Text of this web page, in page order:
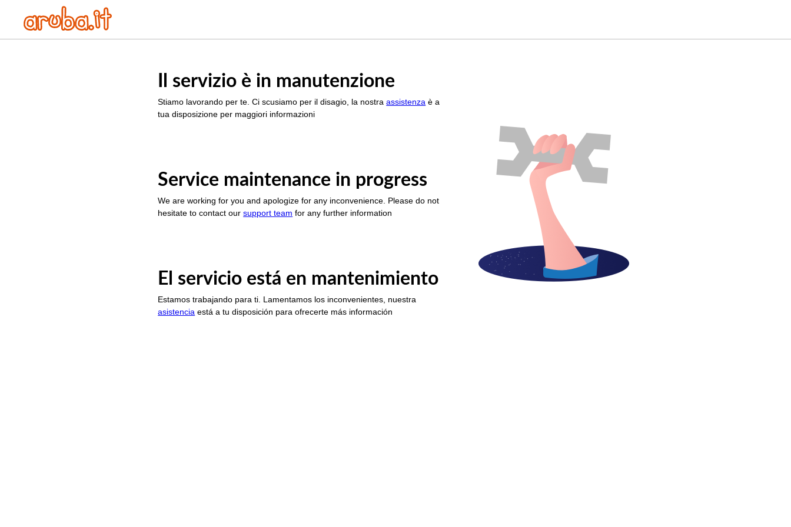
Il servizio è in manutenzione
Stiamo lavorando per te. Ci scusiamo per il disagio, la nostraassistenza è a
tua disposizione per maggiori informazioni
Service maintenance in progress
We are working for you and apologize for any inconvenience. Please do not
hesitate to contact oursupport team for any further information
El servicio está en mantenimiento
Estamos trabajando para ti. Lamentamos los inconvenientes, nuestra
asistencia está a tu disposición para ofrecerte más información